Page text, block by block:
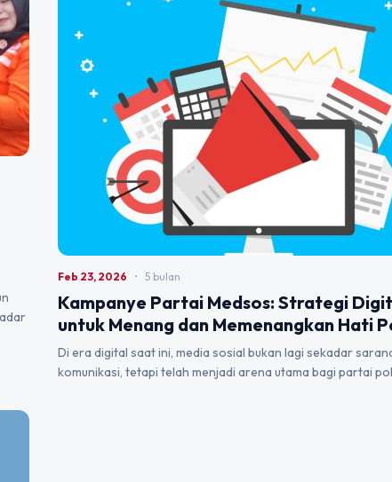
Feb 23, 2026 • 5 bulan
Kampanye Partai Medsos: Strategi
untuk Menang dan Memenangkan Hati
Di era digital saat ini, media sosial bukan lagi sekadar
komunikasi, tetapi telah menjadi arena utama bagi partai